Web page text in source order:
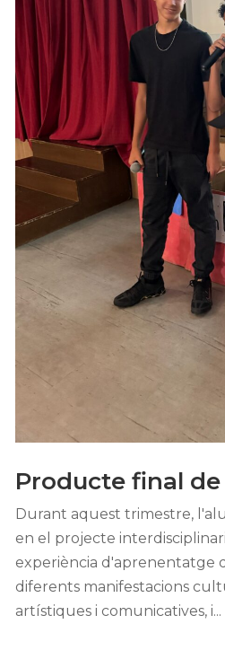
Producte final
Durant aquest trimestre,
en el projecte
experiència d'aprenentatge
diferents manifestacions
artístiques i comunicatives, i...